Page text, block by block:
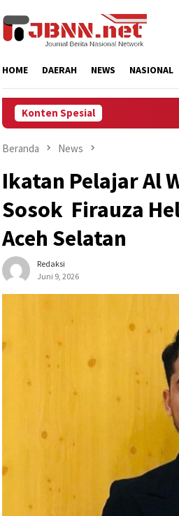
HOME DAERAH NEWS NASIONAL
Konten Spesial
Beranda News
Ikatan Pelajar Al
Sosok Firauza
Aceh Selatan
Redaksi
Juni 9, 2026